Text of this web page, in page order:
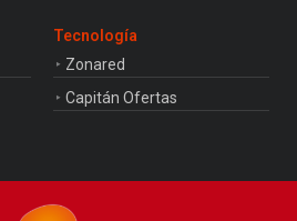
Tecnología
Zonared
Capitán Ofertas